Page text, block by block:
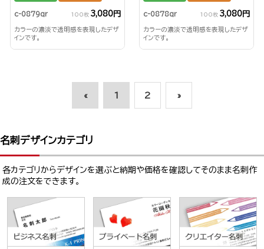
c-0879qr 100枚 3,080円
カラーの濃淡で透明感を表現したデザ
インです。
c-0878qr 100枚 3,080円
カラーの濃淡で透明感を表現したデザ
インです。
« 1 2 »
名刺デザインカテゴリ
各カテゴリからデザインを選ぶと納期や価格を確認してそのまま名刺作
成の注文をできます。